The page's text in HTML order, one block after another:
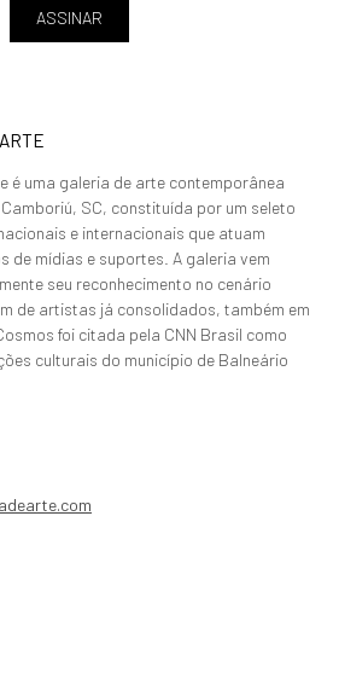
ASSINAR
é uma galeria de arte contemporânea
SC, constituída por um seleto
e internacionais que atuam
de mídias e suportes. A galeria vem
seu reconhecimento no cenário
de artistas já consolidados, também em
foi citada pela CNN Brasil como
culturais do município de Balneário